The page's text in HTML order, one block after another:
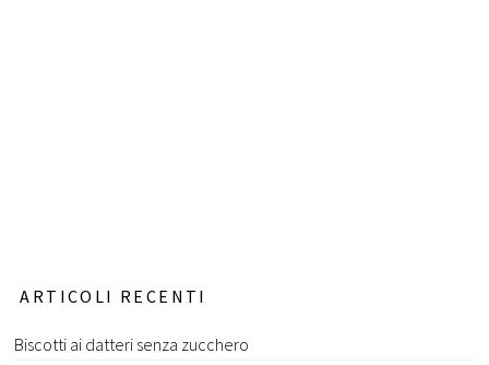
ARTICOLI RECENTI
Biscotti ai datteri senza zucchero